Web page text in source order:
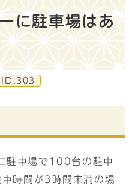
に駐車場はあ
ID:303
駐車場で100台の駐車
時間が3時間未満の場